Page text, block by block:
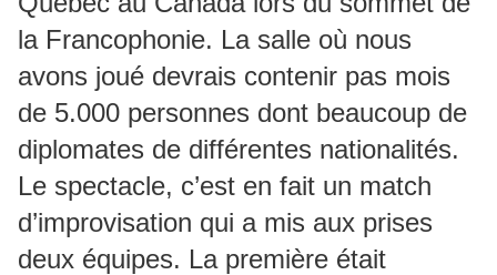
la Francophonie. La salle où nous
avons joué devrais contenir pas mois
de 5.000 personnes dont beaucoup de
diplomates de différentes nationalités.
Le spectacle, c’est en fait un match
d’improvisation qui a mis aux prises
deux équipes. La première était